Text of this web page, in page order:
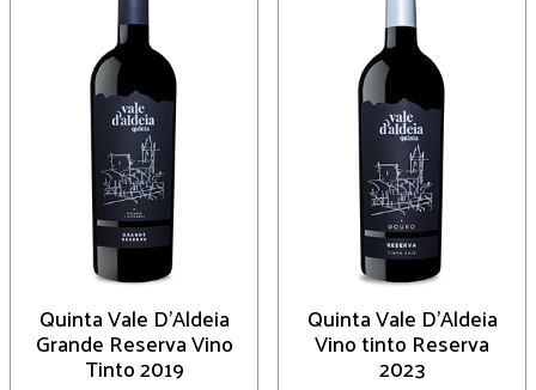
Quinta Vale D’Aldeia
Grande Reserva Vino
Tinto 2019
Quinta Vale D’Aldeia
Vino tinto Reserva
2023